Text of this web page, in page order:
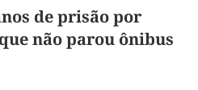
de prisão por
não parou ônibus